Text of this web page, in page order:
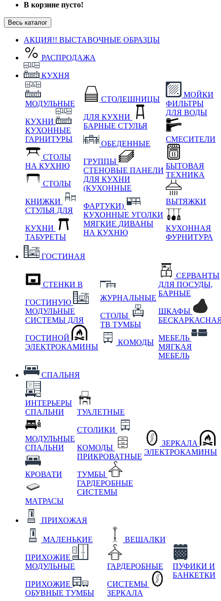
В корзине пусто!
Весь каталог
АКЦИЯ!! ВЫСТАВОЧНЫЕ ОБРАЗЦЫ
РАСПРОДАЖА
КУХНЯ
МОДУЛЬНЫЕ
КУХНИ
КУХОННЫЕ
ГАРНИТУРЫ
СТОЛЫ
НА КУХНЮ
СТОЛЫ
КНИЖКИ
СТУЛЬЯ ДЛЯ
КУХНИ
ТАБУРЕТЫ
СТОЛЕШНИЦЫ
ДЛЯ КУХНИ
БАРНЫЕ СТУЛЬЯ
ОБЕДЕННЫЕ
ГРУППЫ
СТЕНОВЫЕ ПАНЕЛИ
ДЛЯ КУХНИ
(КУХОННЫЕ
ФАРТУКИ)
КУХОННЫЕ УГОЛКИ
МЯГКИЕ ДИВАНЫ
НА КУХНЮ
МОЙКИ
ФИЛЬТРЫ
ДЛЯ ВОДЫ
СМЕСИТЕЛИ
БЫТОВАЯ
ТЕХНИКА
ВЫТЯЖКИ
КУХОННАЯ
ФУРНИТУРА
ГОСТИНАЯ
СТЕНКИ В
ГОСТИНУЮ
МОДУЛЬНЫЕ
СИСТЕМЫ ДЛЯ
ГОСТИНОЙ
ЭЛЕКТРОКАМИНЫ
ЖУРНАЛЬНЫЕ
СТОЛЫ
ТВ ТУМБЫ
КОМОДЫ
СЕРВАНТЫ
ДЛЯ ПОСУДЫ,
БАРНЫЕ
ШКАФЫ
МЕБЕЛЬ
МЯГКАЯ
МЕБЕЛЬ
СПАЛЬНЯ
ИНТЕРЬЕРЫ
СПАЛЬНИ
МОДУЛЬНЫЕ
СПАЛЬНИ
КРОВАТИ
МАТРАСЫ
ТУАЛЕТНЫЕ
СТОЛИКИ
КОМОДЫ
ПРИКРОВАТНЫЕ
ТУМБЫ
ГАРДЕРОБНЫЕ
СИСТЕМЫ
ЗЕРКАЛА
ЭЛЕКТРОКАМИНЫ
ПРИХОЖАЯ
МАЛЕНЬКИЕ
ПРИХОЖИЕ
МОДУЛЬНЫЕ
ПРИХОЖИЕ
ОБУВНЫЕ ТУМБЫ
ВЕШАЛКИ
ГАРДЕРОБНЫЕ
СИСТЕМЫ
ЗЕРКАЛА
ПУФИКИ И
БАНКЕТКИ